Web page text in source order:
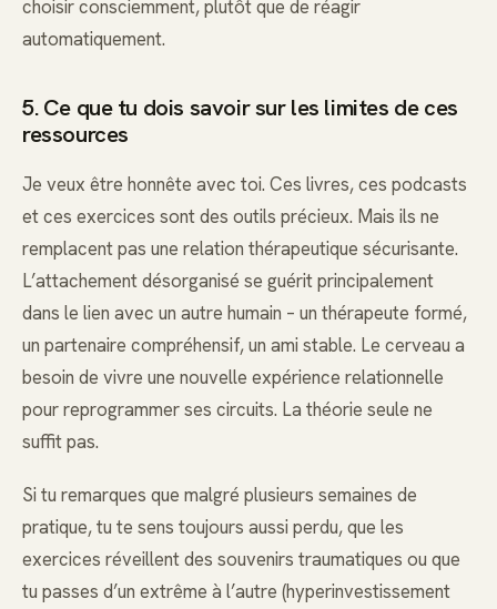
choisir consciemment, plutôt que de réagir
automatiquement.
5. Ce que tu dois savoir sur les limites de ces
ressources
Je veux être honnête avec toi. Ces livres, ces podcasts
et ces exercices sont des outils précieux. Mais ils ne
remplacent pas une relation thérapeutique sécurisante.
L’attachement désorganisé se guérit principalement
dans le lien avec un autre humain – un thérapeute formé,
un partenaire compréhensif, un ami stable. Le cerveau a
besoin de vivre une nouvelle expérience relationnelle
pour reprogrammer ses circuits. La théorie seule ne
suffit pas.
Si tu remarques que malgré plusieurs semaines de
pratique, tu te sens toujours aussi perdu, que les
exercices réveillent des souvenirs traumatiques ou que
tu passes d’un extrême à l’autre (hyperinvestissement